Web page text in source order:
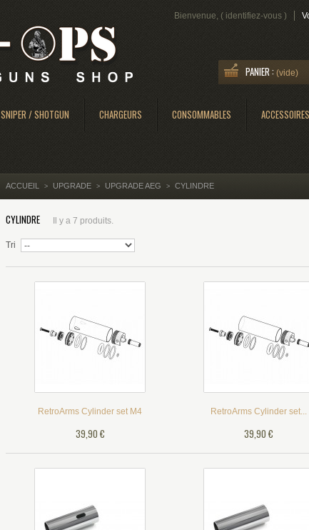
Bienvenue, ( identifiez-vous )
PANIER : (vide)
SNIPER / SHOTGUN CHARGEURS CONSOMMABLES ACCESSOIRES
ACCUEIL > UPGRADE > UPGRADE AEG > CYLINDRE
CYLINDRE Il y a 7 produits.
Tri
RetroArms Cylinder set M4
39,90 €
RetroArms Cylinder set...
39,90 €